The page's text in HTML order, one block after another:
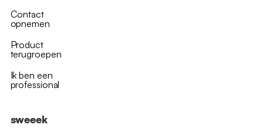
Contact
opnemen
Product
terugroepen
Ik ben een
professional
sweeek